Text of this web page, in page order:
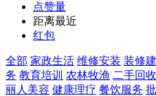
点赞量
距离最近
红包
全部 家政生活 维修安装 装修
务 教育培训 农林牧渔 二手回收
丽人美容 健康理疗 餐饮服务